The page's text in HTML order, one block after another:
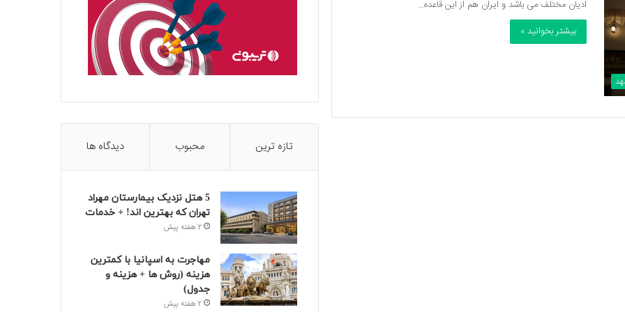
ادیان مختلف می باشد و ایران هم از این قاعده…
بیشتر بخوانید »
تازه ترین محبوب دیدگاه ها
5 هتل نزدیک بیمارستان مهراد
تهران که بهترین‌ اند! + خدمات
2 هفته پیش
مهاجرت به اسپانیا با کمترین
هزینه (روش ها + هزینه و
جدول)
2 هفته پیش